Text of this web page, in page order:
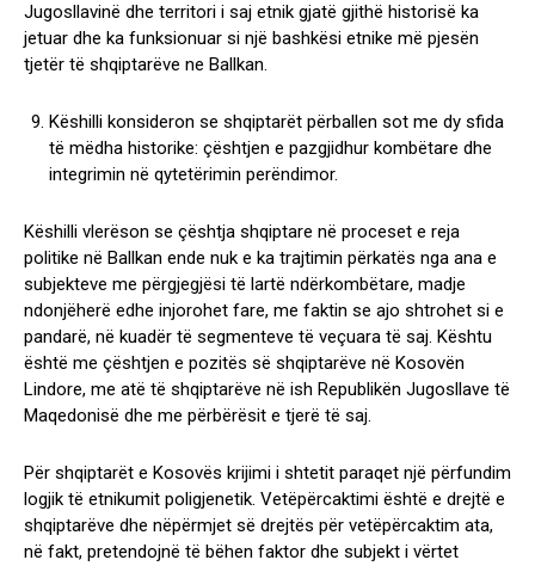
Jugosllavinë dhe territori i saj etnik gjatë gjithë historisë ka
jetuar dhe ka funksionuar si një bashkësi etnike më pjesën
tjetër të shqiptarëve ne Ballkan.
Këshilli konsideron se shqiptarët përballen sot me dy sfida
të mëdha historike: çështjen e pazgjidhur kombëtare dhe
integrimin në qytetërimin perëndimor.
Këshilli vlerëson se çështja shqiptare në proceset e reja
politike në Ballkan ende nuk e ka trajtimin përkatës nga ana e
subjekteve me përgjegjësi të lartë ndërkombëtare, madje
ndonjëherë edhe injorohet fare, me faktin se ajo shtrohet si e
pandarë, në kuadër të segmenteve të veçuara të saj. Kështu
është me çështjen e pozitës së shqiptarëve në Kosovën
Lindore, me atë të shqiptarëve në ish Republikën Jugosllave të
Maqedonisë dhe me përbërësit e tjerë të saj.
Për shqiptarët e Kosovës krijimi i shtetit paraqet një përfundim
logjik të etnikumit poligjenetik. Vetëpërcaktimi është e drejtë e
shqiptarëve dhe nëpërmjet së drejtës për vetëpërcaktim ata,
në fakt, pretendojnë të bëhen faktor dhe subjekt i vërtet